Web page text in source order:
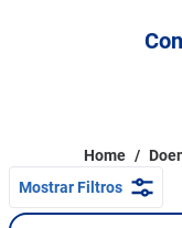
Home /
Mostrar Filtros